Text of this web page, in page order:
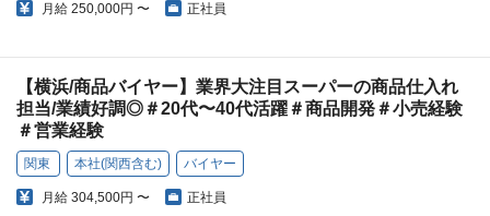
月給 250,000円 〜 正社員
【横浜/商品バイヤー】業界大注目スーパーの商品仕入れ
担当/業績好調◎＃20代〜40代活躍＃商品開発＃小売経験
＃営業経験
関東 本社(関西含む) バイヤー
月給 304,500円 〜 正社員